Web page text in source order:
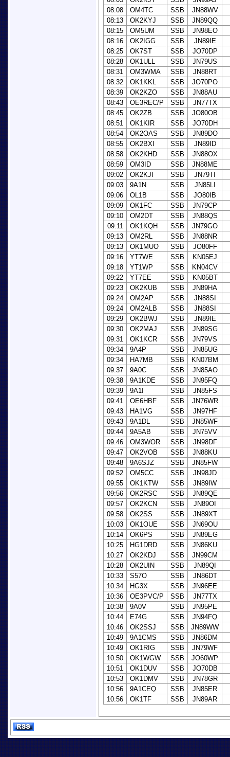
08:08
OM4TC SSB
JN88WV
08:13
OK2KYJ SSB
JN89QQ
08:15
OM5UM SSB
JN98EO
08:16
OK2IGG SSB
JN89IE
08:25
OK7ST SSB
JO70DP
08:28
OK1ULL SSB
JN79US
08:31
OM3WMA SSB
JN88RT
08:32
OK1KKL SSB
JO70PO
08:39
OK2KZO SSB
JN88AU
08:43
OE3REC/P SSB
JN77TX
08:45
OK2ZB SSB
JO80OB
08:51
OK1KIR SSB
JO70DH
08:54
OK2OAS SSB
JN89DO
08:55
OK2BXI SSB
JN89ID
08:58
OK2KHD SSB
JN88OX
08:59
OM3ID SSB
JN88ME
09:02
OK2KJI SSB
JN79TI
09:03
9A1N SSB
JN85LI
09:06
OL1B SSB
JO80IB
09:09
OK1FC SSB
JN79CP
09:10
OM2DT SSB
JN88QS
09:11
OK1KQH SSB
JN79GO
09:13
OM2RL SSB
JN88NR
09:13
OK1MUO SSB
JO80FF
09:16
YT7WE SSB
KN05EJ
09:18
YT1WP SSB
KN04CV
09:22
YT7EE SSB
KN05BT
09:23
OK2KUB SSB
JN89HA
09:24
OM2AP SSB
JN88SI
09:24
OM2ALB SSB
JN88SI
09:29
OK2BWJ SSB
JN89IE
09:30
OK2MAJ SSB
JN89SG
09:31
OK1KCR SSB
JN79VS
09:34
9A4P SSB
JN85UG
09:34
HA7MB SSB
KN07BM
09:37
9A0C SSB
JN85AO
09:38
9A1KDE SSB
JN95FQ
09:39
9A1I SSB
JN85FS
09:41
OE6HBF SSB
JN76WR
09:43
HA1VG SSB
JN97HF
09:43
9A1DL SSB
JN85WF
09:44
9A5AB SSB
JN75VV
09:46
OM3WOR SSB
JN98DF
09:47
OK2VOB SSB
JN88KU
09:48
9A6SJZ SSB
JN85FW
09:52
OM5CC SSB
JN98JD
09:55
OK1KTW SSB
JN89IW
09:56
OK2RSC SSB
JN89QE
09:57
OK2KCN SSB
JN89OI
09:58
OK2SS SSB
JN89XT
10:03
OK1OUE SSB
JN69OU
10:14
OK6PS SSB
JN89EG
10:25
HG1DRD SSB
JN86KU
10:27
OK2KDJ SSB
JN99CM
10:28
OK2UIN SSB
JN89QI
10:33
S57O SSB
JN86DT
10:34
HG3X SSB
JN96EE
10:36
OE3PVC/P SSB
JN77TX
10:38
9A0V SSB
JN95PE
10:44
E74G SSB
JN94FQ
10:46
OK2SSJ SSB
JN89WW
10:49
9A1CMS SSB
JN86DM
10:49
OK1RIG SSB
JN79WF
10:50
OK1WGW SSB
JO60WP
10:51
OK1DUV SSB
JO70DB
10:53
OK1DMV SSB
JN78GR
10:56
9A1CEQ SSB
JN85ER
10:56
OK1TF SSB JN89AR